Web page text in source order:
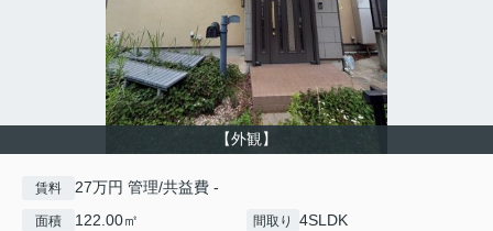
【外観】
賃料 27万円 管理/共益費 -
面積 122.00㎡ 間取り 4SLDK